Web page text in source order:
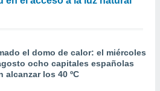
el domo de calor: el miércoles
ocho capitales españolas
alcanzar los 40 ºC